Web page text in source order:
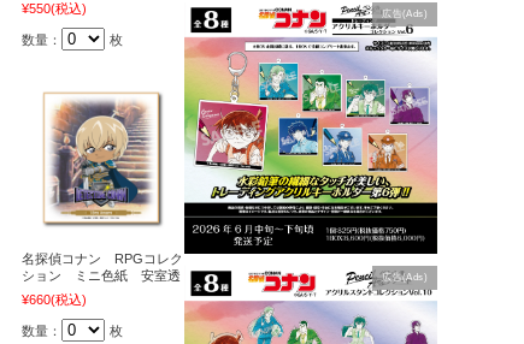
広告(Ads)
広告(Ads)
¥550(税込)
数量： 枚
名探偵コナン RPGコレク
ション ミニ色紙 安室透
¥660(税込)
数量： 枚